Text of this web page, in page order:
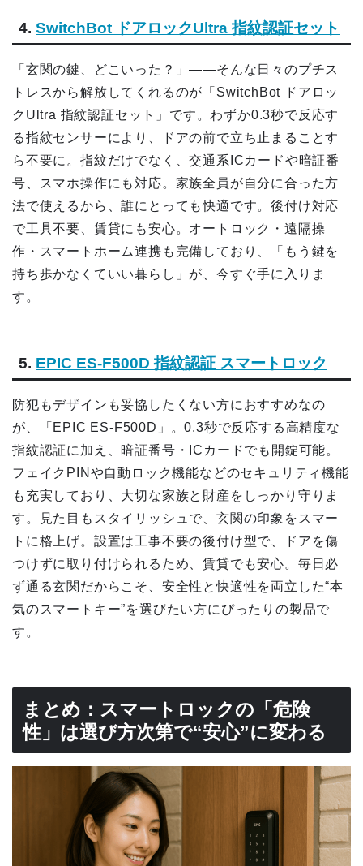
4. SwitchBot ドアロックUltra 指紋認証セット
「玄関の鍵、どこいった？」——そんな日々のプチス
トレスから解放してくれるのが「SwitchBot ドアロッ
クUltra 指紋認証セット」です。わずか0.3秒で反応す
る指紋センサーにより、ドアの前で立ち止まることす
ら不要に。指紋だけでなく、交通系ICカードや暗証番
号、スマホ操作にも対応。家族全員が自分に合った方
法で使えるから、誰にとっても快適です。後付け対応
で工具不要、賃貸にも安心。オートロック・遠隔操
作・スマートホーム連携も完備しており、「もう鍵を
持ち歩かなくていい暮らし」が、今すぐ手に入りま
す。
5. EPIC ES-F500D 指紋認証 スマートロック
防犯もデザインも妥協したくない方におすすめなの
が、「EPIC ES-F500D」。0.3秒で反応する高精度な
指紋認証に加え、暗証番号・ICカードでも開錠可能。
フェイクPINや自動ロック機能などのセキュリティ機能
も充実しており、大切な家族と財産をしっかり守りま
す。見た目もスタイリッシュで、玄関の印象をスマー
トに格上げ。設置は工事不要の後付け型で、ドアを傷
つけずに取り付けられるため、賃貸でも安心。毎日必
ず通る玄関だからこそ、安全性と快適性を両立した“本
気のスマートキー”を選びたい方にぴったりの製品で
す。
まとめ：スマートロックの「危険
性」は選び方次第で“安心”に変わる